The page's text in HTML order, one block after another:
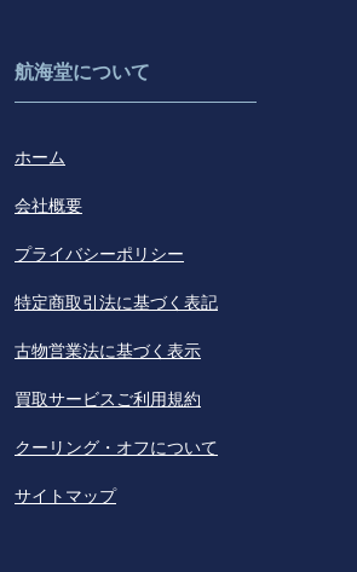
航海堂について
ホーム
会社概要
プライバシーポリシー
特定商取引法に基づく表記
古物営業法に基づく表示
買取サービスご利用規約
クーリング・オフについて
サイトマップ